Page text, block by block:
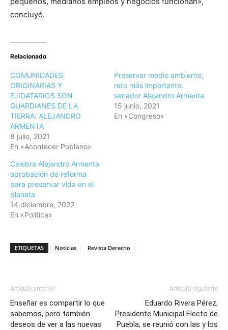
concluyó.
Relacionado
COMUNIDADES
ORIGINARIAS Y
EJIDATARIOS SON
GUARDIANES DE LA
TIERRA: ALEJANDRO
ARMENTA
8 julio, 2021
En «Acontecer Poblano»
Preservar medio ambiente,
reto más importante:
senador Alejandro Armenta
15 junio, 2021
En «Congreso»
Celebra Alejandro Armenta
aprobación de reforma
para preservar vida en el
planeta
14 diciembre, 2022
En «Política»
ETIQUETAS Noticias Revista Derecho
Artículo anterior
Enseñar es compartir lo que
sabemos, pero también
deseos de ver a las nuevas
Artículo siguiente
Eduardo Rivera Pérez,
Presidente Municipal Electo de
Puebla, se reunió con las y los